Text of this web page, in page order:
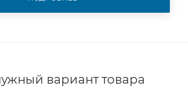
вариант товара